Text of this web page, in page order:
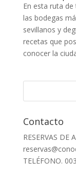
En esta ruta
las bodegas
sevillanos y
recetas que
conocer la
Contacto
RESERVAS DE
TELÉFONO.